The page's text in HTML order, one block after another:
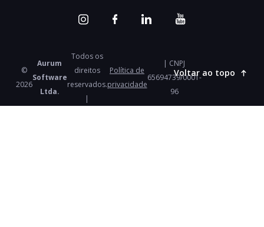
©
2026
Aurum
Software
Ltda.
Todos os
direitos
reservados.
|
Política de
privacidade
| CNPJ
65694739/0001-
96
Voltar ao topo